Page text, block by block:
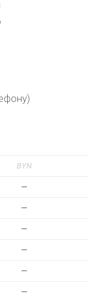
BYN
—
—
—
—
—
—